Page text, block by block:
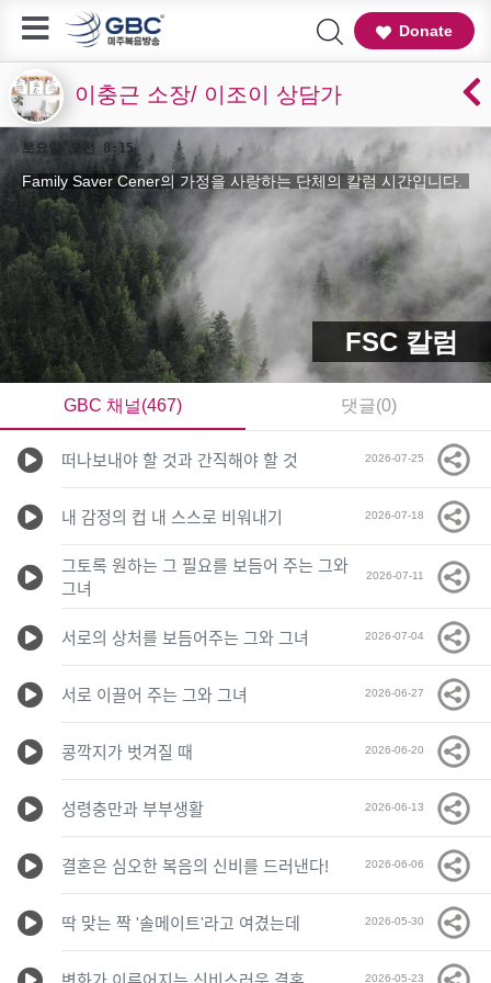
Donate
이충근 소장/ 이조이 상담가
FSC 칼럼
토요일 오전 8:15
Family Saver Cener의 가정을 사랑하는 단체의 칼럼 시간입니다.
GBC 채널(467) 댓글(0)
떠나보내야 할 것과 간직해야 할 것 2026-07-25
내 감정의 컵 내 스스로 비워내기 2026-07-18
그토록 원하는 그 필요를 보듬어 주는 그와
그녀
2026-07-11
서로의 상처를 보듬어주는 그와 그녀 2026-07-04
서로 이끌어 주는 그와 그녀 2026-06-27
콩깍지가 벗겨질 때 2026-06-20
성령충만과 부부생활 2026-06-13
결혼은 심오한 복음의 신비를 드러낸다! 2026-06-06
딱 맞는 짝 '솔메이트'라고 여겼는데 2026-05-30
2026-05-23